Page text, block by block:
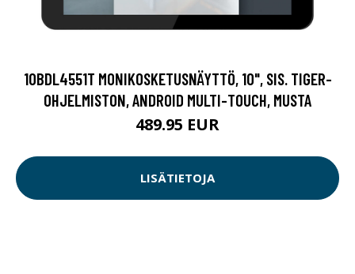
10BDL4551T MONIKOSKETUSNÄYTTÖ, 10", SIS. TIGER-
OHJELMISTON, ANDROID MULTI-TOUCH, MUSTA
489.95 EUR
LISÄTIETOJA